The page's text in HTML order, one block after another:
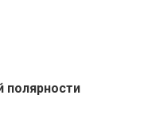
полярности